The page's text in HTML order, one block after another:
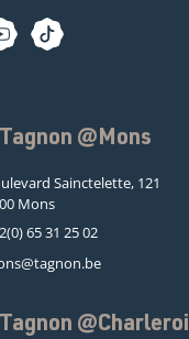
@Mons
Sainctelette, 121
Mons
65 31 25 02
@Charleroi